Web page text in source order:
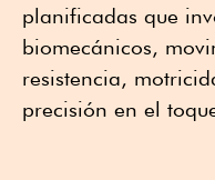
planificadas que
biomecánicos,
resistencia,
precisión en el